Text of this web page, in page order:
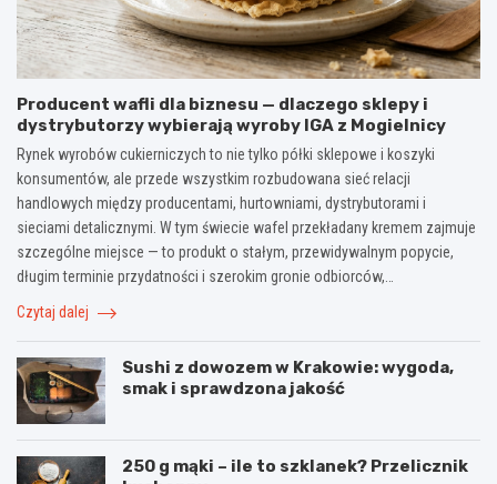
Producent wafli dla biznesu — dlaczego sklepy i
dystrybutorzy wybierają wyroby IGA z Mogielnicy
Rynek wyrobów cukierniczych to nie tylko półki sklepowe i koszyki
konsumentów, ale przede wszystkim rozbudowana sieć relacji
handlowych między producentami, hurtowniami, dystrybutorami i
sieciami detalicznymi. W tym świecie wafel przekładany kremem zajmuje
szczególne miejsce — to produkt o stałym, przewidywalnym popycie,
długim terminie przydatności i szerokim gronie odbiorców,…
Czytaj dalej
Sushi z dowozem w Krakowie: wygoda,
smak i sprawdzona jakość
250 g mąki – ile to szklanek? Przelicznik